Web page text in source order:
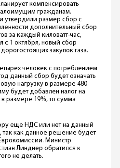
компенсировать
гражданам.
утвердили размер сбор с
дополнительный сбор
за каждый киловатт-час,
с 1 октября, новый сбор
закупок газа.
человек с потреблением
данный сбор будет означать
нагрузку в размере 480
будет добавлен налог на
размере 19%, то сумма
еще НДС или нет на данный
так как данное решение будет
Министр
Линднер обратился к
не делать.